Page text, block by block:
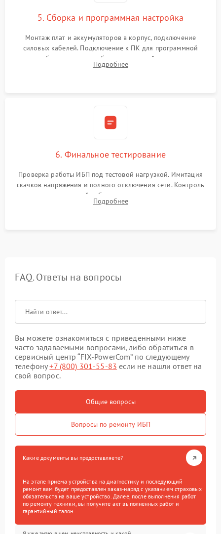
5. Сборка и программная настройка
Монтаж плат и аккумуляторов в корпус, подключение
силовых кабелей. Подключение к ПК для программной
калибровки констант батареи, настройки порогов
срабатывания AVR и сброса счетчиков старения АКБ.
Подробнее
6. Финальное тестирование
Проверка работы ИБП под тестовой нагрузкой. Имитация
скачков напряжения и полного отключения сети. Контроль
времени автономной работы, температурного режима и
корректности формы выходного сигнала.
Подробнее
FAQ. Ответы на вопросы
Вы можете ознакомиться с приведенными ниже
часто задаваемыми вопросами, либо обратиться в
сервисный центр “FIX-PowerCom” по следующему
телефону+7 (800) 301-55-83 если не нашли ответ на
свой вопрос.
Общие вопросы
Вопросы по ремонту ИБП
Какие документы вы предоставляете?
На этапе приема устройства на диагностику и последующий
ремонт вам будет предоставлен заказ-наряд с указанием страховых
обязательств на ваше устройство. Далее, после выполнения работ
по ремонту техники, вы получите акт выполненных работ и
гарантийный талон.